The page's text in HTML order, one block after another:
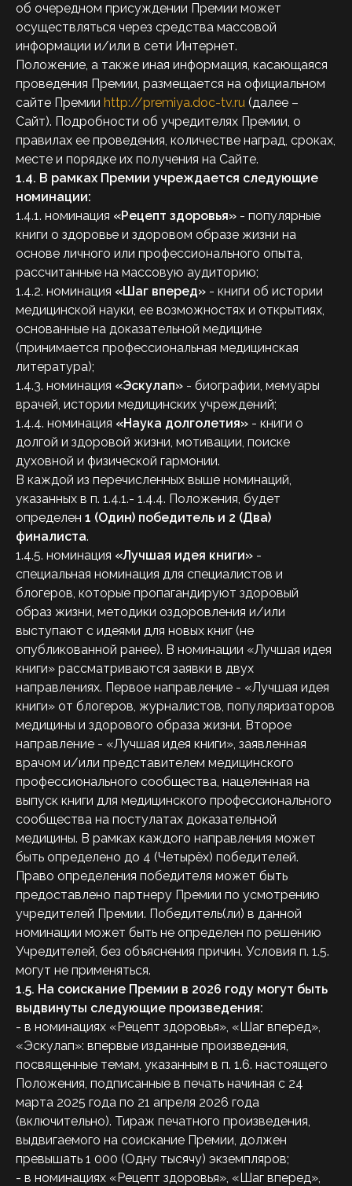
об очередном присуждении Премии может
осуществляться через средства массовой
информации и/или в сети Интернет.
Положение, а также иная информация, касающаяся
проведения Премии, размещается на официальном
сайте Премии http://premiya.doc-tv.ru (далее –
Сайт). Подробности об учредителях Премии, о
правилах ее проведения, количестве наград, сроках,
месте и порядке их получения на Сайте.
1.4. В рамках Премии учреждается следующие
номинации:
1.4.1. номинация «Рецепт здоровья» - популярные
книги о здоровье и здоровом образе жизни на
основе личного или профессионального опыта,
рассчитанные на массовую аудиторию;
1.4.2. номинация «Шаг вперед» - книги об истории
медицинской науки, ее возможностях и открытиях,
основанные на доказательной медицине
(принимается профессиональная медицинская
литература);
1.4.3. номинация «Эскулап» - биографии, мемуары
врачей, истории медицинских учреждений;
1.4.4. номинация «Наука долголетия» - книги о
долгой и здоровой жизни, мотивации, поиске
духовной и физической гармонии.
В каждой из перечисленных выше номинаций,
указанных в п. 1.4.1.- 1.4.4. Положения, будет
определен 1 (Один) победитель и 2 (Два)
финалиста.
1.4.5. номинация «Лучшая идея книги» -
специальная номинация для специалистов и
блогеров, которые пропагандируют здоровый
образ жизни, методики оздоровления и/или
выступают с идеями для новых книг (не
опубликованной ранее). В номинации «Лучшая идея
книги» рассматриваются заявки в двух
направлениях. Первое направление - «Лучшая идея
книги» от блогеров, журналистов, популяризаторов
медицины и здорового образа жизни. Второе
направление - «Лучшая идея книги», заявленная
врачом и/или представителем медицинского
профессионального сообщества, нацеленная на
выпуск книги для медицинского профессионального
сообщества на постулатах доказательной
медицины. В рамках каждого направления может
быть определено до 4 (Четырёх) победителей.
Право определения победителя может быть
предоставлено партнеру Премии по усмотрению
учредителей Премии. Победитель(ли) в данной
номинации может быть не определен по решению
Учредителей, без объяснения причин. Условия п. 1.5.
могут не применяться.
1.5. На соискание Премии в 2026 году могут быть
выдвинуты следующие произведения:
- в номинациях «Рецепт здоровья», «Шаг вперед»,
«Эскулап»: впервые изданные произведения,
посвященные темам, указанным в п. 1.6. настоящего
Положения, подписанные в печать начиная с 24
марта 2025 года по 21 апреля 2026 года
(включительно). Тираж печатного произведения,
выдвигаемого на соискание Премии, должен
превышать 1 000 (Одну тысячу) экземпляров;
- в номинациях «Рецепт здоровья», «Шаг вперед»,